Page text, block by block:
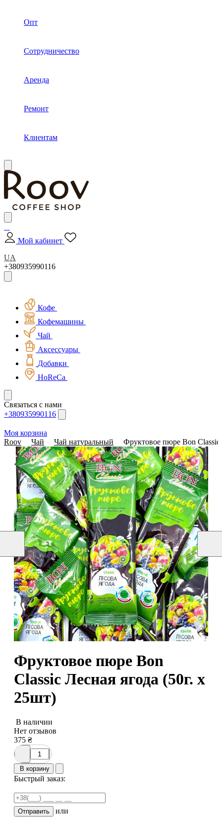
Опт
Сотрудничество
Аренда
Ремонт
Клиентам
Мой кабинет
UA
+380935990116
Кофе
Кофемашины
Чай
Аксессуары
Добавки
HoReCa
Связаться с нами
+380935990116
Моя корзина
Roov
Чай Чай натуральный Фруктовое пюре Bon Classic
Фруктовое пюре Bon
Classic Лесная ягода (50г. х
25шт)
В наличии
Нет отзывов
375 ₴
В корзину
Быстрый заказ:
Отправить или